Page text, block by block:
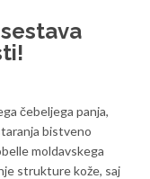
čebeljega panja,
bistveno
moldavskega
strukture kože, saj